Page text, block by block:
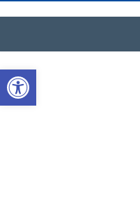
Open toolbar